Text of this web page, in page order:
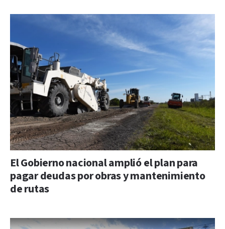
El Gobierno nacional amplió el plan para
pagar deudas por obras y mantenimiento
de rutas